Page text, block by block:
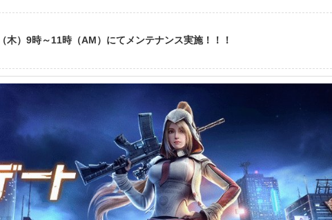
木）9時～11時（AM）にてメンテナンス実施！！！